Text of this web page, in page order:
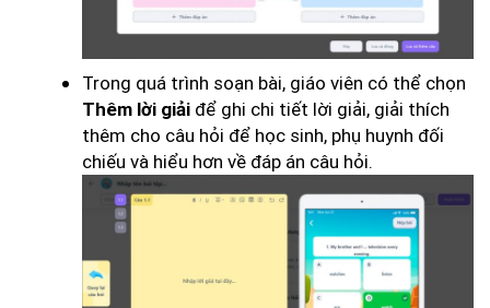
Trong quá trình soạn bài, giáo viên có thể chọn
Thêm lời giải để ghi chi tiết lời giải, giải thích
thêm cho câu hỏi để học sinh, phụ huynh đối
chiếu và hiểu hơn về đáp án câu hỏi.